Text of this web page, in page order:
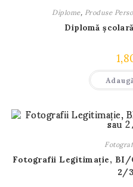
Diplome,Produse
Diplomă
Fotografii Legitimație,
2/